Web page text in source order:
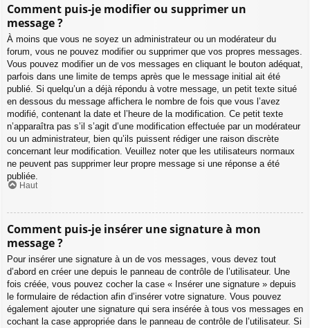
Comment puis-je modifier ou supprimer un
message ?
À moins que vous ne soyez un administrateur ou un modérateur du
forum, vous ne pouvez modifier ou supprimer que vos propres messages.
Vous pouvez modifier un de vos messages en cliquant le bouton adéquat,
parfois dans une limite de temps après que le message initial ait été
publié. Si quelqu’un a déjà répondu à votre message, un petit texte situé
en dessous du message affichera le nombre de fois que vous l’avez
modifié, contenant la date et l’heure de la modification. Ce petit texte
n’apparaîtra pas s’il s’agit d’une modification effectuée par un modérateur
ou un administrateur, bien qu’ils puissent rédiger une raison discrète
concernant leur modification. Veuillez noter que les utilisateurs normaux
ne peuvent pas supprimer leur propre message si une réponse a été
publiée.
Haut
Comment puis-je insérer une signature à mon
message ?
Pour insérer une signature à un de vos messages, vous devez tout
d’abord en créer une depuis le panneau de contrôle de l’utilisateur. Une
fois créée, vous pouvez cocher la case « Insérer une signature » depuis
le formulaire de rédaction afin d’insérer votre signature. Vous pouvez
également ajouter une signature qui sera insérée à tous vos messages en
cochant la case appropriée dans le panneau de contrôle de l’utilisateur. Si